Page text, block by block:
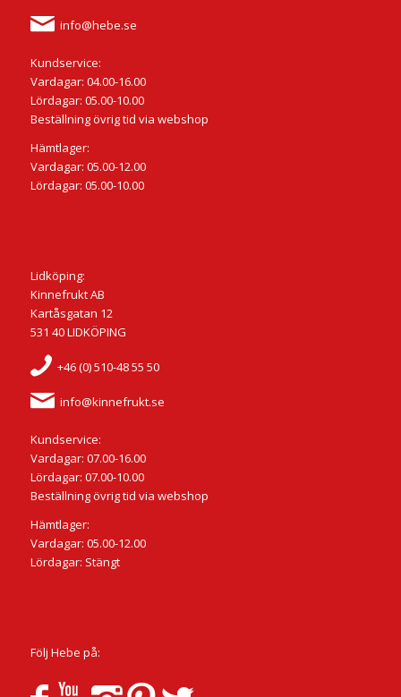
info@hebe.se
Kundservice:
Vardagar: 04.00-16.00
Lördagar: 05.00-10.00
Beställning övrig tid via webshop
Hämtlager:
Vardagar: 05.00-12.00
Lördagar: 05.00-10.00
Lidköping:
Kinnefrukt AB
Kartåsgatan 12
531 40 LIDKÖPING
+46 (0) 510-48 55 50
info@kinnefrukt.se
Kundservice:
Vardagar: 07.00-16.00
Lördagar: 07.00-10.00
Beställning övrig tid via webshop
Hämtlager:
Vardagar: 05.00-12.00
Lördagar: Stängt
Följ Hebe på: